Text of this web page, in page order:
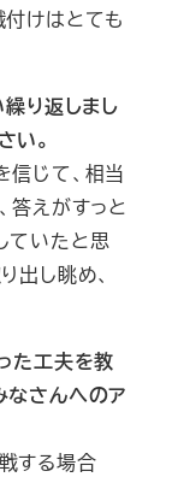
けはとても
り返しまし
い。
じて、相当
答えがすっと
ていたと思
出し眺め、
た工夫を教
なさんへのア
する場合